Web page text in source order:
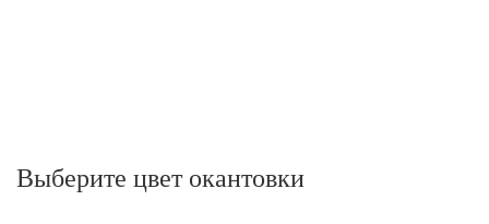
Выберите цвет окантовки